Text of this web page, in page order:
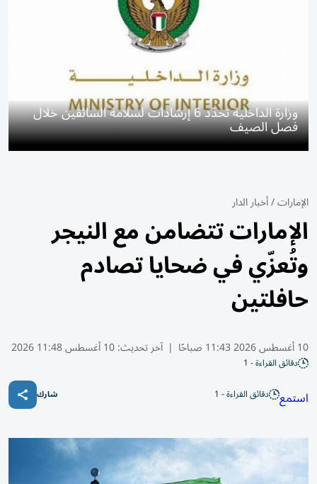
وزارة الداخلية تحدّد 6 إرشادات لسلامة السائقين خلال
فصل الصيف
الإمارات/أخبار الدار
الإمارات تتضامن مع النيجر
وتُعزّي في ضحايا تصادم
حافلتين
10 أغسطس 2026 11:43 صباحًا | آخر تحديث:10 أغسطس 11:48 2026
دقائق القراءة - 1
استمع دقائق القراءة - 1 شارك